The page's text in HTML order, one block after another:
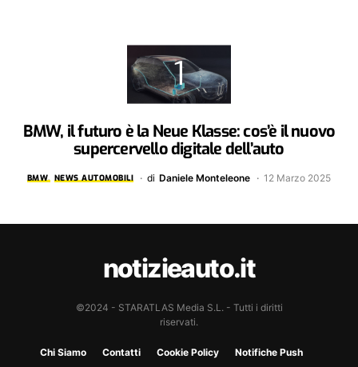
BMW, il futuro è la Neue Klasse: cos’è il nuovo
supercervello digitale dell’auto
BMW NEWS AUTOMOBILI di Daniele Monteleone 12 Marzo 2025
notizieauto.it
©2024 - STARATLAS Media S.L. - Tutti i diritti
riservati.
Chi Siamo Contatti Cookie Policy Notifiche Push